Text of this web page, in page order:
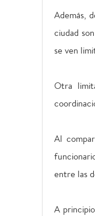
Además,
ciudad
se ven
Otra
Al
entre las
A